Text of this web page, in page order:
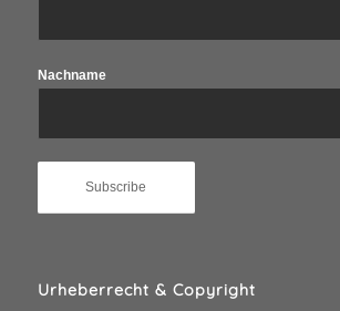
Nachname
Urheberrecht & Copyright